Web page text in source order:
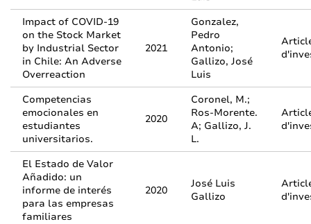
Impact of COVID-19
on the Stock Market
by Industrial Sector
in Chile: An Adverse
Overreaction
2021
Gonzalez,
Pedro
Antonio;
Gallizo, José
Luis
Competencias
emocionales en
estudiantes
universitarios.
2020
Coronel, M.;
Ros-Morente.
A; Gallizo, J.
L.
El Estado de Valor
Añadido: un
informe de interés
para las empresas
familiares
2020
José Luis
Gallizo